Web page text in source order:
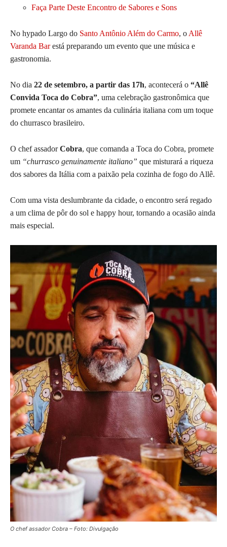
Faça Parte Deste Encontro de Sabores e Sons
No hypado Largo do Santo Antônio Além do Carmo, oAllê
Varanda Barestá preparando um evento que une música e
gastronomia.
No dia 22 de setembro, a partir das 17h, acontecerá o “Allê
Convida Toca do Cobra”, uma celebração gastronômica que
promete encantar os amantes da culinária italiana com um toque
do churrasco brasileiro.
O chef assadorCobra, que comanda a Toca do Cobra, promete
um “churrasco genuinamente italiano” que misturará a riqueza
dos sabores da Itália com a paixão pela cozinha de fogo do Allê.
Com uma vista deslumbrante da cidade, o encontro será regado
a um clima de pôr do sol e happy hour, tornando a ocasião ainda
mais especial.
O chef assador Cobra – Foto: Divulgação